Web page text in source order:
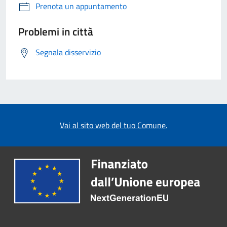
Prenota un appuntamento
Problemi in città
Segnala disservizio
Vai al sito web del tuo Comune.